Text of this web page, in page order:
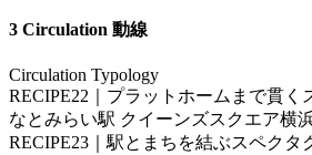
3 Circulation 動線
Circulation Typology
RECIPE22｜プラットホームまで貫く
なとみらい駅 クイーンズスクエア横
RECIPE23｜駅とまちを結ぶスペクタ